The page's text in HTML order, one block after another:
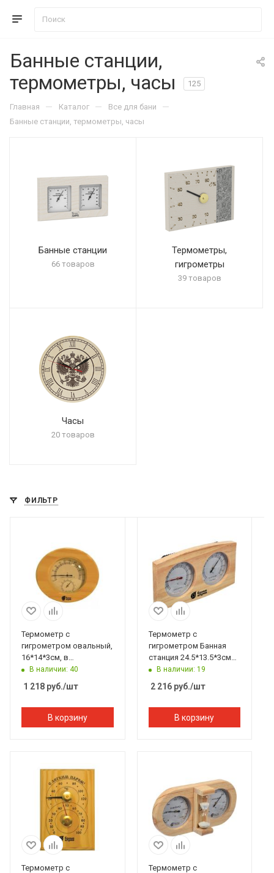
Банные станции,
термометры, часы
125
Главная — Каталог — Все для бани —
Банные станции, термометры, часы
Банные станции
66 товаров
Термометры,
гигрометры
39 товаров
Часы
20 товаров
ФИЛЬТР
Термометр с
гигрометром овальный,
16*14*3см, в
дерев.корпусе Банные
В наличии: 40
1 218 руб./шт
В корзину
Термометр с
гигрометром Банная
станция 24.5*13.5*3см
Банные штучки
В наличии: 19
2 216руб./шт
В корзину
Термометр с
Термометр с